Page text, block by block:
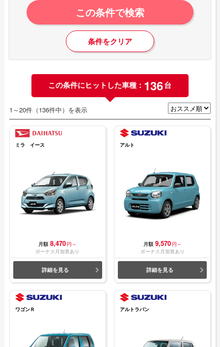
この条件で検索
条件をクリア
この条件にヒットした車種： 136台
1～20件（136件中）を表示
ミラ イース
月額 8,470 円～
ボーナス月加算あり
詳細を見る
アルト
月額 9,570 円～
ボーナス月加算あり
詳細を見る
ワゴンＲ アルトラパン